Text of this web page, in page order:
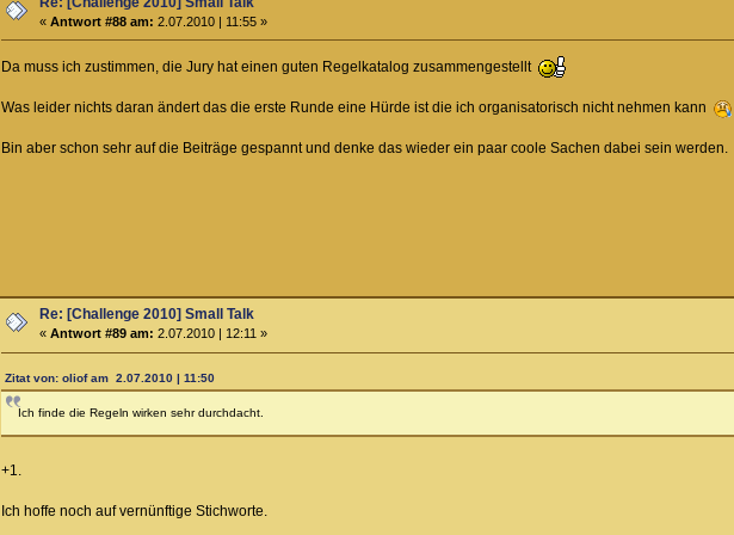
«Antwort #88 am: 2.07.2010 | 11:55 »
Da muss ich zustimmen, die Jury hat einen guten Regelkatalog zusammengestellt
Was leider nichts daran ändert das die erste Runde eine Hürde ist die ich organisatorisch nicht nehmen kann
Bin aber schon sehr auf die Beiträge gespannt und denke das wieder ein paar coole Sachen dabei sein werden.
Re: [Challenge 2010] Small Talk
«Antwort #89 am: 2.07.2010 | 12:11 »
Zitat von: oliof am 2.07.2010 | 11:50
Ich finde die Regeln wirken sehr durchdacht.
+1.
Ich hoffe noch auf vernünftige Stichworte.